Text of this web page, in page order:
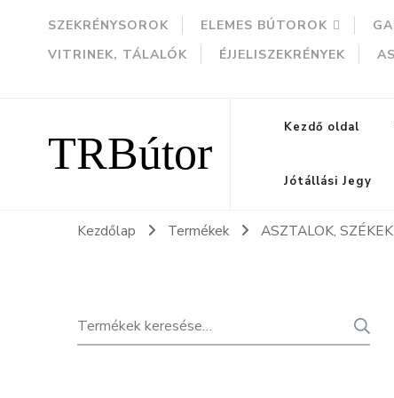
SZEKRÉNYSOROK ELEMES BÚTOROK
VITRINEK, TÁLALÓK
ÉJJELISZEKRÉNYEK
TRBútor Kezdő oldal
Jótállási Jegy
Kezdőlap Termékek ASZTALOK, SZÉKEK
Keresés
a